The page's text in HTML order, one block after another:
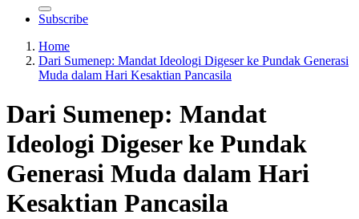
Subscribe
Home
Dari Sumenep: Mandat Ideologi Digeser ke Pundak Generasi
Muda dalam Hari Kesaktian Pancasila
Dari Sumenep: Mandat
Ideologi Digeser ke Pundak
Generasi Muda dalam Hari
Kesaktian Pancasila